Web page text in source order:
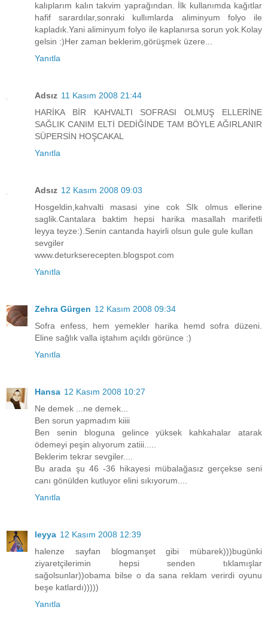
kalıplarım kalın takvim yaprağından. İlk kullanımda kağıtlar
hafif sarardılar,sonraki kullımlarda aliminyum folyo ile
kapladık.Yani aliminyum folyo ile kaplanırsa sorun yok.Kolay
gelsin :)Her zaman beklerim,görüşmek üzere...
Yanıtla
Adsız 11 Kasım 2008 21:44
HARİKA BİR KAHVALTI SOFRASI OLMUŞ ELLERİNE
SAĞLIK CANIM ELTİ DEDİĞİNDE TAM BÖYLE AĞIRLANIR
SÜPERSİN HOŞCAKAL
Yanıtla
Adsız 12 Kasım 2008 09:03
Hosgeldin,kahvalti masasi yine cok SIk olmus ellerine
saglik.Cantalara baktim hepsi harika masallah marifetli
leyya teyze:).Senin cantanda hayirli olsun gule gule kullan
sevgiler
www.deturkserecepten.blogspot.com
Yanıtla
Zehra Gürgen 12 Kasım 2008 09:34
Sofra enfess, hem yemekler harika hemd sofra düzeni.
Eline sağlık valla iştahım açıldı görünce :)
Yanıtla
Hansa 12 Kasım 2008 10:27
Ne demek ...ne demek...
Ben sorun yapmadım kiiii
Ben senin bloguna gelince yüksek kahkahalar atarak
ödemeyi peşin alıyorum zatiii.....
Beklerim tekrar sevgiler....
Bu arada şu 46 -36 hikayesi mübalağasız gerçekse seni
canı gönülden kutluyor elini sıkıyorum....
Yanıtla
leyya 12 Kasım 2008 12:39
halenze sayfan blogmanşet gibi mübarek)))bugünki
ziyaretçilerimin hepsi senden tıklamışlar
sağolsunlar))obama bilse o da sana reklam verirdi oyunu
beşe katlardı)))))
Yanıtla